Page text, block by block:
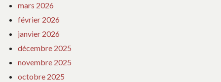
mars 2026
février 2026
janvier 2026
décembre 2025
novembre 2025
octobre 2025